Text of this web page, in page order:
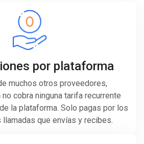
por plataforma
muchos otros proveedores,
cobra ninguna tarifa recurrente
la plataforma. Solo pagas por los
que envías y recibes.